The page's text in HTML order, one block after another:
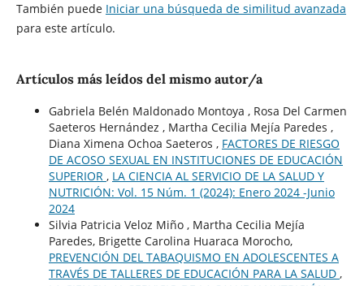
También puede Iniciar una búsqueda de similitud avanzada
para este artículo.
Artículos más leídos del mismo autor/a
Gabriela Belén Maldonado Montoya , Rosa Del Carmen
Saeteros Hernández , Martha Cecilia Mejía Paredes ,
Diana Ximena Ochoa Saeteros , FACTORES DE RIESGO
DE ACOSO SEXUAL EN INSTITUCIONES DE EDUCACIÓN
SUPERIOR , LA CIENCIA AL SERVICIO DE LA SALUD Y
NUTRICIÓN: Vol. 15 Núm. 1 (2024): Enero 2024 -Junio
2024
Silvia Patricia Veloz Miño , Martha Cecilia Mejía
Paredes, Brigette Carolina Huaraca Morocho,
PREVENCIÓN DEL TABAQUISMO EN ADOLESCENTES A
TRAVÉS DE TALLERES DE EDUCACIÓN PARA LA SALUD ,